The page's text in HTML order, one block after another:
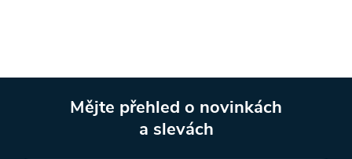
Mějte přehled o novinkách
a slevách